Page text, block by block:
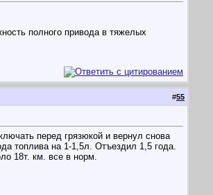
полного привода в тяжелых
#55
перед грязюкой и вернул снова
топлива на 1-1,5л. Отъездил 1,5 года.
18т. км. все в норм.